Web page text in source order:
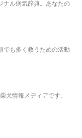
ル病気辞典。あなたの
も多く救うための活動
犬情報メディアです。